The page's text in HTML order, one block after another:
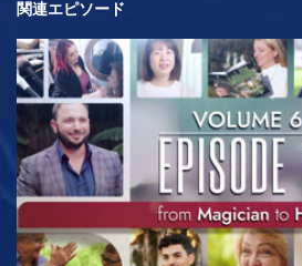
関連エピソード